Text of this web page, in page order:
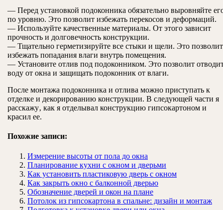
— Перед установкой подоконника обязательно выровняйте
по уровню. Это позволит избежать перекосов и деформаций.
— Используйте качественные материалы. От этого зависит
прочность и долговечность конструкции.
— Тщательно герметизируйте все стыки и щели. Это позволит
избежать попадания влаги внутрь помещения.
— Установите отлив под подоконником. Это позволит
воду от окна и защищать подоконник от влаги.
После монтажа подоконника и отлива можно приступать к
отделке и декорированию конструкции. В следующей части я
расскажу‚ как я отделывал конструкцию гипсокартоном и
красил ее.
Похожие записи:
Измерение высоты от пола до окна
Планирование кухни с окном и дверьми
Как установить пластиковую дверь с окном
Как закрыть окно с балконной дверью
Обозначение дверей и окон на плане
Потолок из гипсокартона в спальне: дизайн и монтаж